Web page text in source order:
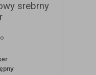
srebrny